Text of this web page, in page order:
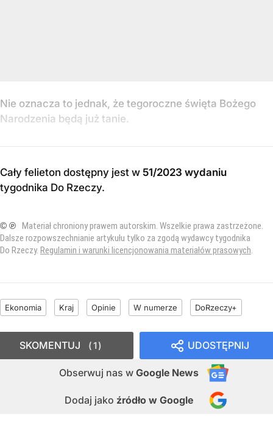
Nie oznacza to jednak, że tegoroczne święta Bożego
Narodzenia będą już tanie.
Cały felieton dostępny jest w 51/2023 wydaniu
tygodnika Do Rzeczy.
© ℗ Materiał chroniony prawem autorskim. Wszelkie prawa zastrzeżone.
Dalsze rozpowszechnianie artykułu tylko za zgodą wydawcy tygodnika
Do Rzeczy. Regulamin i warunki licencjonowania materiałów prasowych
Ekonomia Kraj Opinie W numerze DoRzeczy+
UDOSTĘPNIJ
Obserwuj nas w Google News
Dodaj jako źródło w Google
SKOMENTUJ 1